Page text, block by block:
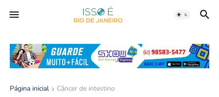
Página inicial Câncer de intestino